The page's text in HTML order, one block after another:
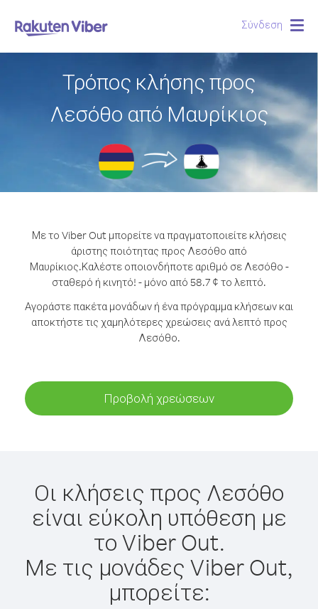
Σύνδεση
Τρόπος κλήσης προς
Λεσόθο από Μαυρίκιος
Με το Viber Out μπορείτε να πραγματοποιείτε κλήσεις
άριστης ποιότητας προς Λεσόθο από
Μαυρίκιος.Καλέστε οποιονδήποτε αριθμό σε Λεσόθο -
σταθερό ή κινητό! - μόνο από 58.7 ¢ το λεπτό.
Αγοράστε πακέτα μονάδων ή ένα πρόγραμμα κλήσεων και
αποκτήστε τις χαμηλότερες χρεώσεις ανά λεπτό προς
Λεσόθο.
Προβολή χρεώσεων
Οι κλήσεις προς Λεσόθο
είναι εύκολη υπόθεση με
το Viber Out.
Με τις μονάδες Viber Out,
μπορείτε: